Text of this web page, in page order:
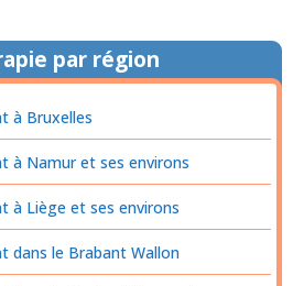
par région
à Bruxelles
à Namur et ses environs
à Liège et ses environs
dans le Brabant Wallon